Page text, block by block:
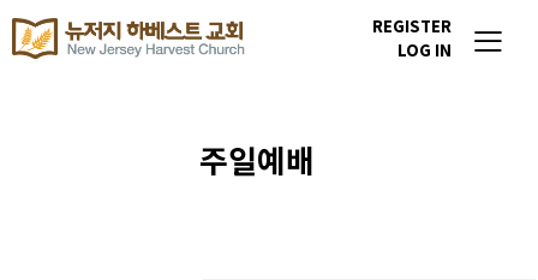
REGISTER
LOG IN
주일예배